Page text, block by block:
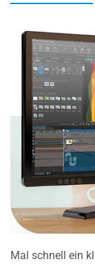
Mal schnell ein